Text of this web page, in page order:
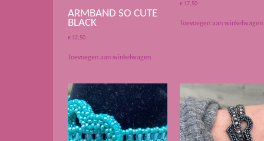
ARMBAND SO CUTE
BLACK
€ 12,50
Toevoegen aan winkelwagen
€ 17,50
Toevoegen aan winkelwagen